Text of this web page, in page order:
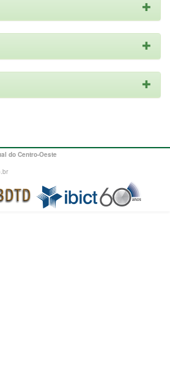
do Centro-Oeste